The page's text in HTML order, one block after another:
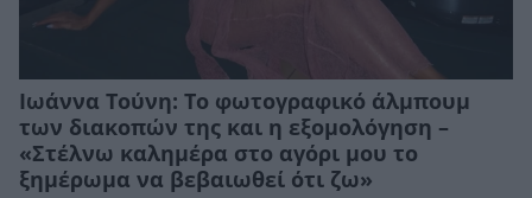
Ιωάννα Τούνη: Το φωτογραφικό άλμπουμ
των διακοπών της και η εξομολόγηση –
«Στέλνω καλημέρα στο αγόρι μου το
ξημέρωμα να βεβαιωθεί ότι ζω»